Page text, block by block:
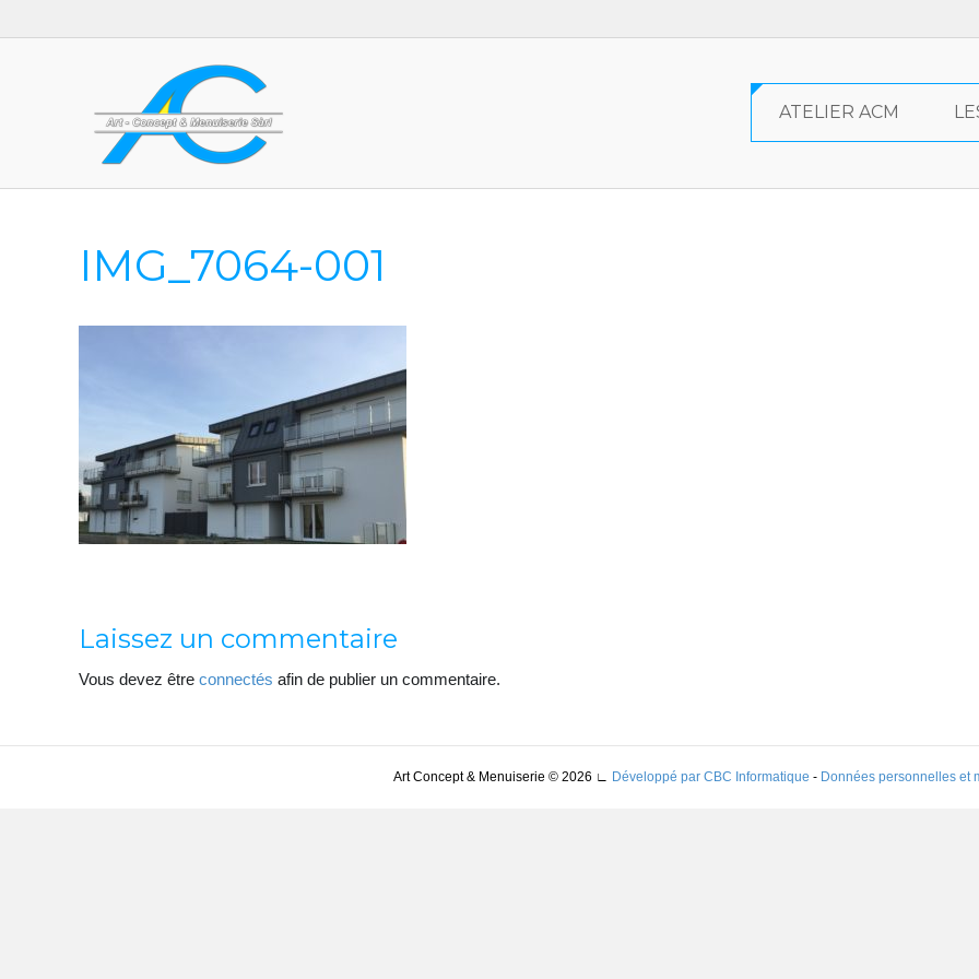
ATELIER ACM
IMG_7064-001
Laissez un commentaire
Vous devez être connectés afin de publier un commentaire.
Art Concept & Menuiserie © 2026 ∟ Développé par CBC Informatique - Données personnelles et